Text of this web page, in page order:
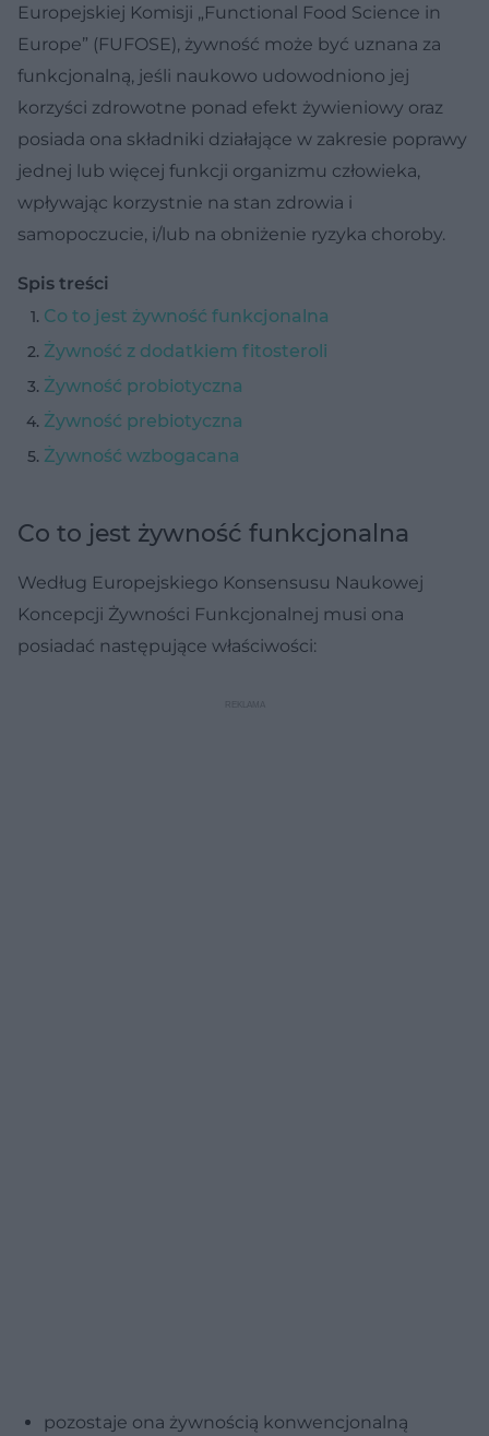
Europejskiej Komisji „Functional Food Science in
Europe” (FUFOSE), żywność może być uznana za
funkcjonalną, jeśli naukowo udowodniono jej
korzyści zdrowotne ponad efekt żywieniowy oraz
posiada ona składniki działające w zakresie poprawy
jednej lub więcej funkcji organizmu człowieka,
wpływając korzystnie na stan zdrowia i
samopoczucie, i/lub na obniżenie ryzyka choroby.
Spis treści
Co to jest żywność funkcjonalna
Żywność z dodatkiem fitosteroli
Żywność probiotyczna
Żywność prebiotyczna
Żywność wzbogacana
Co to jest żywność funkcjonalna
Według Europejskiego Konsensusu Naukowej
Koncepcji Żywności Funkcjonalnej musi ona
posiadać następujące właściwości:
pozostaje ona żywnością konwencjonalną